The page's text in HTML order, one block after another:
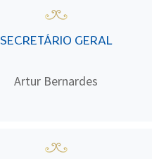
SECRETÁRIO GERAL
Artur Bernardes